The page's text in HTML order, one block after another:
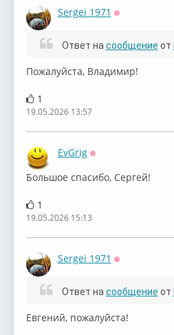
Sergei 1971
Ответ на сообщение от
Пожалуйста, Владимир!
1
19.05.2026 13:57
EvGrig
Большое спасибо, Сергей!
1
19.05.2026 15:13
Sergei 1971
Ответ на сообщение от
Евгений, пожалуйста!